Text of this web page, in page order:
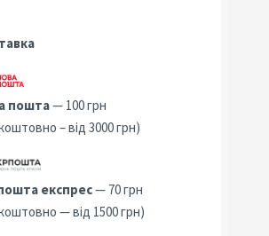
пошта— 100 грн
– від 3000 грн)
експрес— 70 грн
— від 1500 грн)